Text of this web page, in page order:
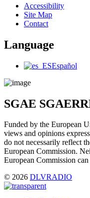
Main
Menu
Accessibility
Site Map
Contact
Language
Main
Español
SGAE
Funded by the European
views and opinions
do not necessarily reflect
European Commission.
European Commission
© 2026 DLVRADIO